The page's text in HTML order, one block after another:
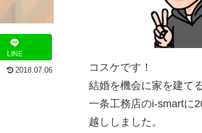
LINE
2018.07.06
コスケです！
結婚を機会に家を建て
一条工務店のi-smartに
越ししました。